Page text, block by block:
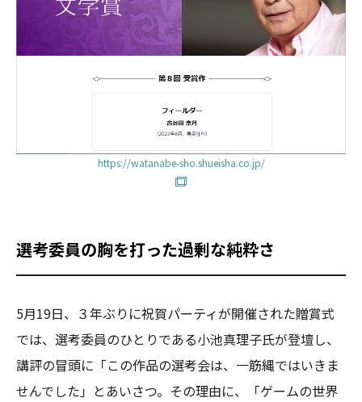
https://watanabe-sho.shueisha.co.jp/
選考委員の胸を打った過剰な純粋さ
5月19日、３年ぶりに祝賀パーティが開催された贈賞式
では、選考委員のひとりである小池真理子氏が登壇し、
講評の冒頭に「この作品の選考会は、一筋縄ではいきま
せんでした」とあいさつ。その理由に、「ゲームの世界